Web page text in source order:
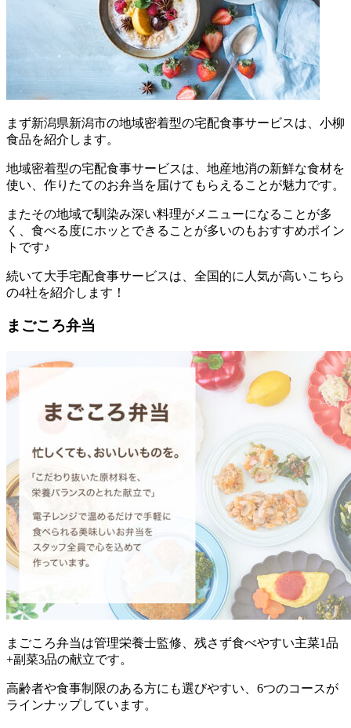
まず新潟県新潟市の地域密着型の宅配食事サービスは、小柳
食品を紹介します。
地域密着型の宅配食事サービスは、地産地消の新鮮な食材を
使い、作りたてのお弁当を届けてもらえることが魅力です。
またその地域で馴染み深い料理がメニューになることが多
く、食べる度にホッとできることが多いのもおすすめポイン
トです♪
続いて大手宅配食事サービスは、全国的に人気が高いこちら
の4社を紹介します！
まごころ弁当
まごころ弁当は管理栄養士監修、残さず食べやすい主菜1品
+副菜3品の献立です。
高齢者や食事制限のある方にも選びやすい、6つのコースが
ラインナップしています。